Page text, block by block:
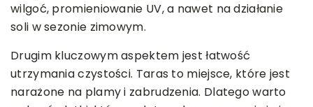
wilgoć, promieniowanie UV, a nawet na działanie
soli w sezonie zimowym.
Drugim kluczowym aspektem jest łatwość
utrzymania czystości. Taras to miejsce, które jest
narażone na plamy i zabrudzenia. Dlatego warto